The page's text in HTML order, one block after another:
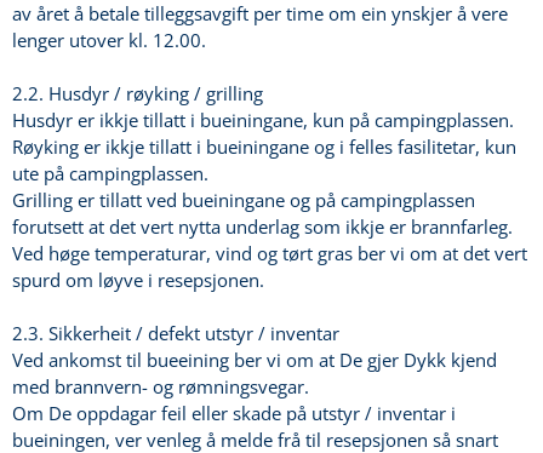
av året å betale tilleggsavgift per time om ein ynskjer å vere
lenger utover kl. 12.00.
2.2. Husdyr / røyking / grilling
Husdyr er ikkje tillatt i bueiningane, kun på campingplassen.
Røyking er ikkje tillatt i bueiningane og i felles fasilitetar, kun
ute på campingplassen.
Grilling er tillatt ved bueiningane og på campingplassen
forutsett at det vert nytta underlag som ikkje er brannfarleg.
Ved høge temperaturar, vind og tørt gras ber vi om at det vert
spurd om løyve i resepsjonen.
2.3. Sikkerheit / defekt utstyr / inventar
Ved ankomst til bueeining ber vi om at De gjer Dykk kjend
med brannvern- og rømningsvegar.
Om De oppdagar feil eller skade på utstyr / inventar i
bueiningen, ver venleg å melde frå til resepsjonen så snart